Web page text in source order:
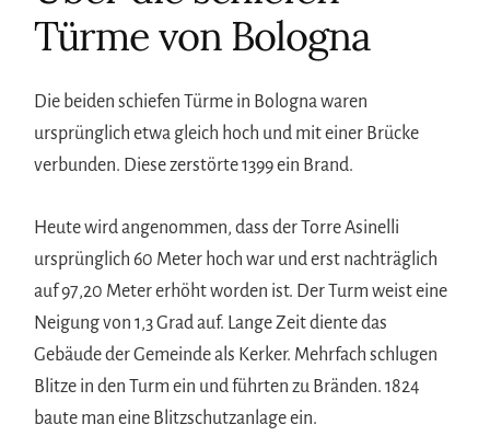
Türme von Bologna
Die beiden schiefen Türme in Bologna waren
ursprünglich etwa gleich hoch und mit einer Brücke
verbunden. Diese zerstörte 1399 ein Brand.
Heute wird angenommen, dass der Torre Asinelli
ursprünglich 60 Meter hoch war und erst nachträglich
auf 97,20 Meter erhöht worden ist. Der Turm weist eine
Neigung von 1,3 Grad auf. Lange Zeit diente das
Gebäude der Gemeinde als Kerker. Mehrfach schlugen
Blitze in den Turm ein und führten zu Bränden. 1824
baute man eine Blitzschutzanlage ein.